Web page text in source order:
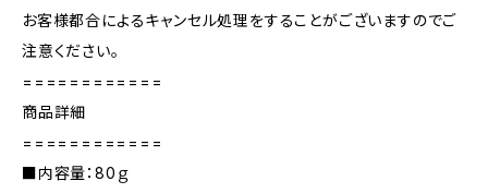
お客様都合によるキャンセル処理をすることがございますのでご
注意ください。
============
商品詳細
============
■内容量：80ｇ